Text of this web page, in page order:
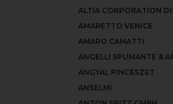
ALTIA CORPORATION
AMARETTO VENICE
AMARO CAMATTI
ANGELLI SPUMANTE &
ANGYAL PINCÉSZET
ANSELMI